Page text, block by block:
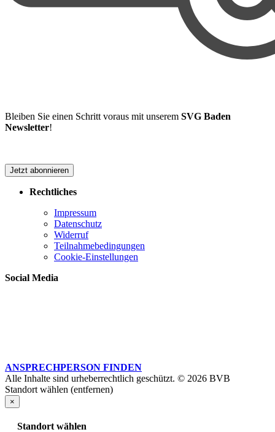
Bleiben Sie einen Schritt voraus mit unserem SVG Baden
Newsletter!
Jetzt abonnieren
Rechtliches
Impressum
Datenschutz
Widerruf
Teilnahmebedingungen
Cookie-Einstellungen
Social Media
ANSPRECHPERSON FINDEN
Alle Inhalte sind urheberrechtlich geschützt. © 2026 BVB
Standort wählen (entfernen)
×
Standort wählen